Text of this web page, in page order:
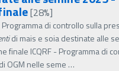
[28%]
Programma di controllo sulla
di mais e soia destinate alle
finale ICQRF - Programma di
OGM nelle seme …